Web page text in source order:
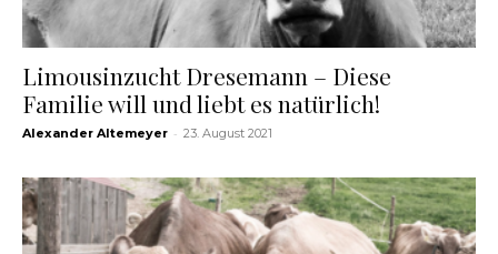
Limousinzucht Dresemann – Diese
Familie will und liebt es natürlich!
Alexander Altemeyer - 23. August 2021